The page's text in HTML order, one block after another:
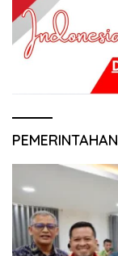
PEMERINTAHAN